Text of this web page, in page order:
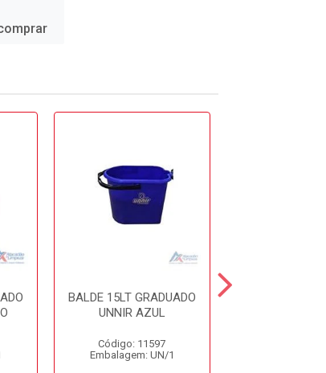
BALDE 15LT GRADUADO
UNNIR AZUL
Código: 11597
Embalagem: UN/1